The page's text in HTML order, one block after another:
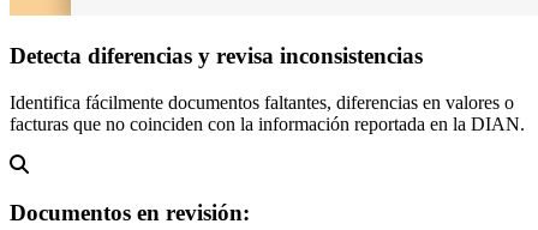
Detecta diferencias y revisa inconsistencias
Identifica fácilmente documentos faltantes, diferencias en valores o
facturas que no coinciden con la información reportada en la DIAN.
Documentos en revisión: